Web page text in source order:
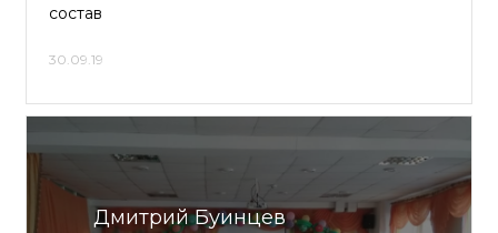
состав
30.09.19
Дмитрий Буинцев